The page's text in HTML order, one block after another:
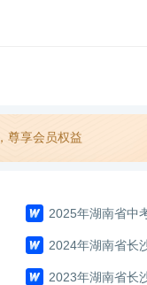
，尊享会员权益
2025年湖南省中
2024年湖南省长
2023年湖南省长